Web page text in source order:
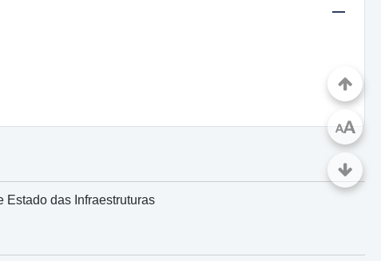
Estado das Infraestruturas
AA